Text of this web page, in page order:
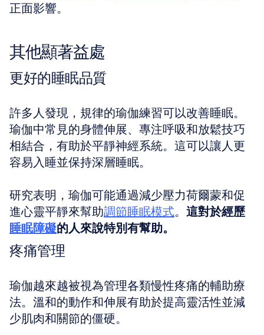
正面影響。
其他顯著益處
更好的睡眠品質
許多人發現，規律的瑜伽練習可以改善睡眠。
瑜伽中常見的身體伸展、專注呼吸和放鬆技巧
相結合，有助於平靜神經系統。這可以讓人更
容易入睡並保持深層睡眠。
研究表明，瑜伽可能通過減少壓力荷爾蒙和促
進心靈平靜來幫助調節睡眠模式。 這對於經歷
睡眠障礙的人來說特別有幫助。
疼痛管理
瑜伽越來越被視為管理各類慢性疼痛的輔助療
法。溫和的動作和伸展有助於提高靈活性並減
少肌肉和關節的僵硬。